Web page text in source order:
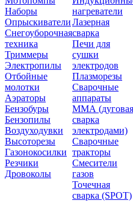
Наборы
Опрыскиватели
Снегоуборочная
техника
Триммеры
Электропилы
Отбойные
молотки
Аэраторы
Бензобуры
Бензопилы
Воздуходувки
Высоторезы
Газонокосилки
Резчики
Дровоколы
нагреватели
Лазерная
сварка
Печи для
сушки
электродов
Плазморезы
Сварочные
аппараты
ММА (дуговая
сварка
электродами)
Сварочные
тракторы
Смесители
газов
Точечная
сварка (SPOT)